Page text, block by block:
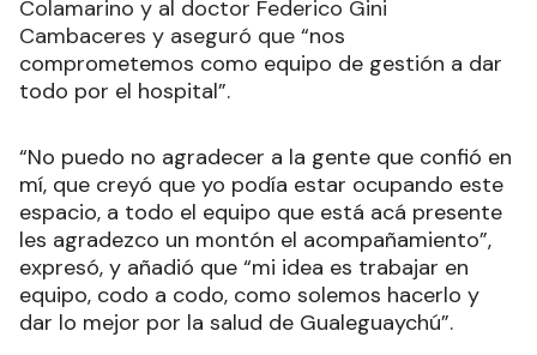
Colamarino y al doctor Federico Gini
Cambaceres y aseguró que “nos
comprometemos como equipo de gestión a dar
todo por el hospital”.
“No puedo no agradecer a la gente que confió en
mí, que creyó que yo podía estar ocupando este
espacio, a todo el equipo que está acá presente
les agradezco un montón el acompañamiento”,
expresó, y añadió que “mi idea es trabajar en
equipo, codo a codo, como solemos hacerlo y
dar lo mejor por la salud de Gualeguaychú”.